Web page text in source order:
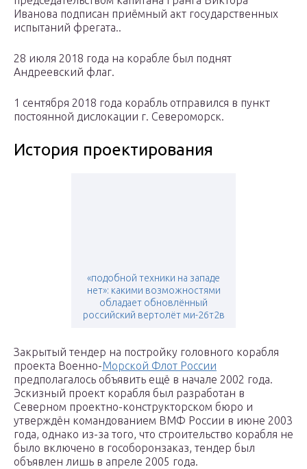
Иванова подписан приёмный акт государственных
испытаний фрегата..
28 июля 2018 года на корабле был поднят
Андреевский флаг.
1 сентября 2018 года корабль отправился в пункт
постоянной дислокации г. Североморск.
История проектирования
«подобной техники на западе
нет»: какими возможностями
обладает обновлённый
российский вертолёт ми-26т2в
Закрытый тендер на постройку головного корабля
проекта Военно-Морской Флот России
предполагалось объявить ещё в начале 2002 года.
Эскизный проект корабля был разработан в
Северном проектно-конструкторском бюро и
утверждён командованием ВМФ России в июне 2003
года, однако из-за того, что строительство корабля не
было включено в гособоронзаказ, тендер был
объявлен лишь в апреле 2005 года.